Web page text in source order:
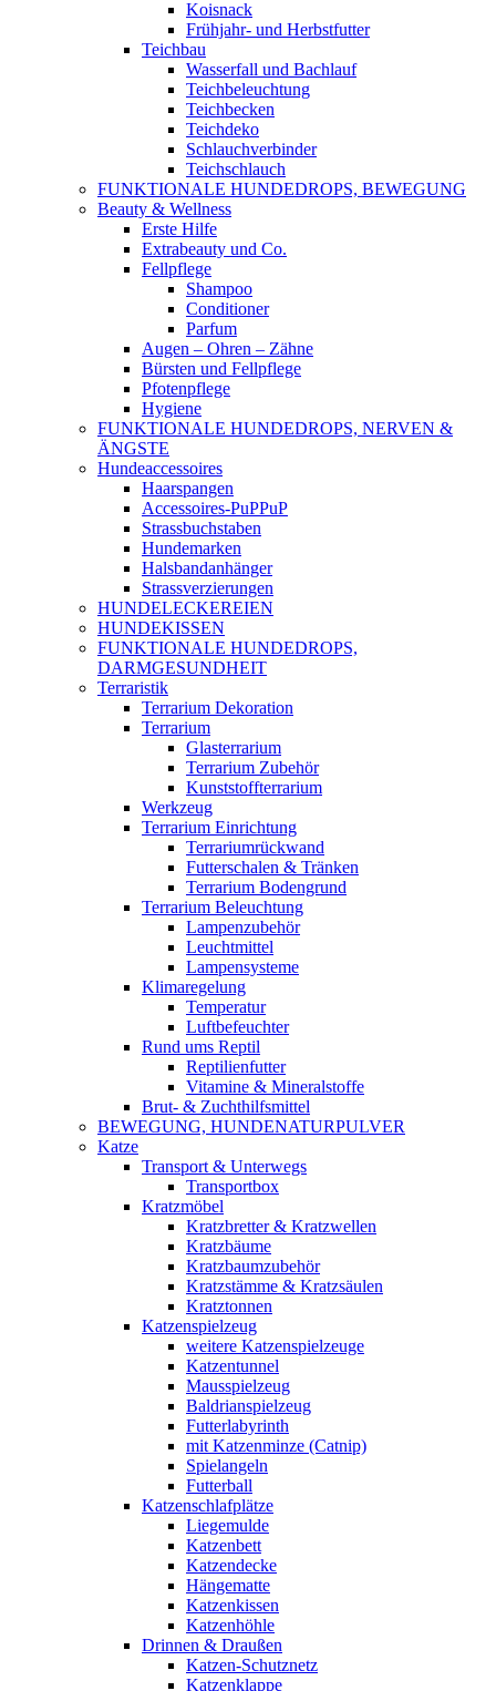
Koisnack
Frühjahr- und Herbstfutter
Teichbau
Wasserfall und Bachlauf
Teichbeleuchtung
Teichbecken
Teichdeko
Schlauchverbinder
Teichschlauch
FUNKTIONALE HUNDEDROPS, BEWEGUNG
Beauty & Wellness
Erste Hilfe
Extrabeauty und Co.
Fellpflege
Shampoo
Conditioner
Parfum
Augen – Ohren – Zähne
Bürsten und Fellpflege
Pfotenpflege
Hygiene
FUNKTIONALE HUNDEDROPS, NERVEN &
ÄNGSTE
Hundeaccessoires
Haarspangen
Accessoires-PuPPuP
Strassbuchstaben
Hundemarken
Halsbandanhänger
Strassverzierungen
HUNDELECKEREIEN
HUNDEKISSEN
FUNKTIONALE HUNDEDROPS,
DARMGESUNDHEIT
Terraristik
Terrarium Dekoration
Terrarium
Glasterrarium
Terrarium Zubehör
Kunststoffterrarium
Werkzeug
Terrarium Einrichtung
Terrariumrückwand
Futterschalen & Tränken
Terrarium Bodengrund
Terrarium Beleuchtung
Lampenzubehör
Leuchtmittel
Lampensysteme
Klimaregelung
Temperatur
Luftbefeuchter
Rund ums Reptil
Reptilienfutter
Vitamine & Mineralstoffe
Brut- & Zuchthilfsmittel
BEWEGUNG, HUNDENATURPULVER
Katze
Transport & Unterwegs
Transportbox
Kratzmöbel
Kratzbretter & Kratzwellen
Kratzbäume
Kratzbaumzubehör
Kratzstämme & Kratzsäulen
Kratztonnen
Katzenspielzeug
weitere Katzenspielzeuge
Katzentunnel
Mausspielzeug
Baldrianspielzeug
Futterlabyrinth
mit Katzenminze (Catnip)
Spielangeln
Futterball
Katzenschlafplätze
Liegemulde
Katzenbett
Katzendecke
Hängematte
Katzenkissen
Katzenhöhle
Drinnen & Draußen
Katzen-Schutznetz
Katzenklappe